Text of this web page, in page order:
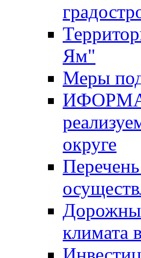
Ям"
Меры
округе
климата